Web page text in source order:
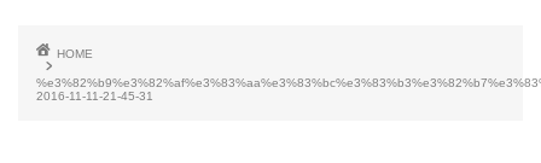
HOME
2016-11-11-21-45-31